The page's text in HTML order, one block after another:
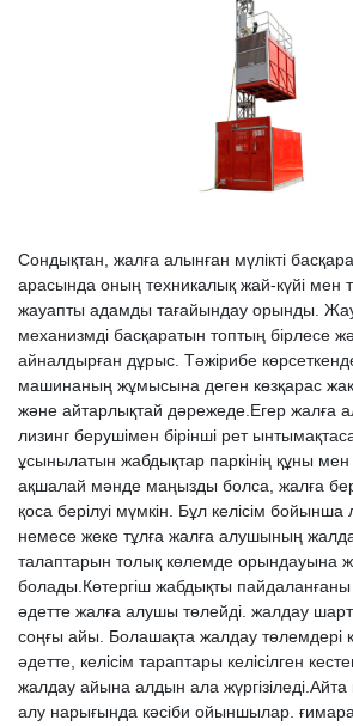
Сондықтан, жалға алынған мүлікті
арасында оның техникалық жай-күйі мен
жауапты адамды тағайындау орынды.
механизмді басқаратын топтың бірлесе
айналдырған дұрыс. Тәжірибе
машинаның жұмысына деген көзқарас
және айтарлықтай дәрежеде.Егер жалға
лизинг берушімен бірінші рет
ұсынылатын жабдықтар паркінің құны
ақшалай мәнде маңызды болса, жалға
қоса берілуі мүмкін. Бұл келісім
немесе жеке тұлға жалға алушының
талаптарын толық көлемде орындауына
болады.Көтергіш жабдықты
әдетте жалға алушы төлейді. жалдау
соңғы айы. Болашақта жалдау төлемдері
әдетте, келісім тараптары келісілген
жалдау айына алдын ала жүргізіледі.Айта
алу нарығында кәсіби ойыншылар.